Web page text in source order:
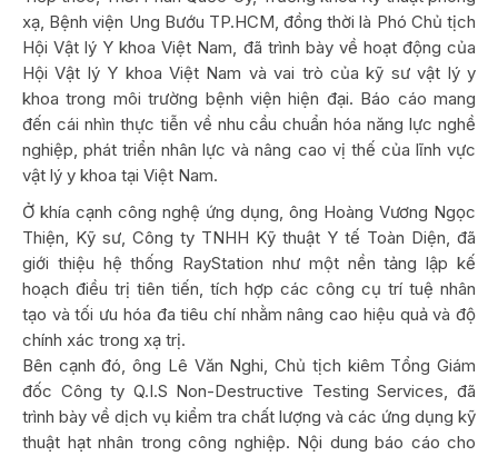
xạ, Bệnh viện Ung Bướu TP.HCM, đồng thời là Phó Chủ tịch
Hội Vật lý Y khoa Việt Nam, đã trình bày về hoạt động của
Hội Vật lý Y khoa Việt Nam và vai trò của kỹ sư vật lý y
khoa trong môi trường bệnh viện hiện đại. Báo cáo mang
đến cái nhìn thực tiễn về nhu cầu chuẩn hóa năng lực nghề
nghiệp, phát triển nhân lực và nâng cao vị thế của lĩnh vực
vật lý y khoa tại Việt Nam.
Ở khía cạnh công nghệ ứng dụng, ông Hoàng Vương Ngọc
Thiện, Kỹ sư, Công ty TNHH Kỹ thuật Y tế Toàn Diện, đã
giới thiệu hệ thống RayStation như một nền tảng lập kế
hoạch điều trị tiên tiến, tích hợp các công cụ trí tuệ nhân
tạo và tối ưu hóa đa tiêu chí nhằm nâng cao hiệu quả và độ
chính xác trong xạ trị.
Bên cạnh đó, ông Lê Văn Nghi, Chủ tịch kiêm Tổng Giám
đốc Công ty Q.I.S Non-Destructive Testing Services, đã
trình bày về dịch vụ kiểm tra chất lượng và các ứng dụng kỹ
thuật hạt nhân trong công nghiệp. Nội dung báo cáo cho